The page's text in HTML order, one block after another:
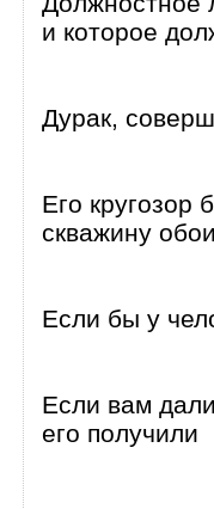
и которое
Дурак,
Его кругозор
скважину
Если бы у
Если вам
его получили